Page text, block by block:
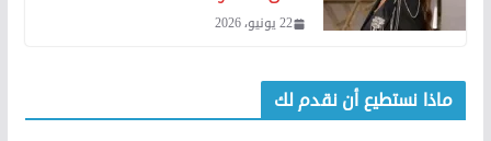
22 يونيو، 2026
ماذا نستطيع أن نقدم لك